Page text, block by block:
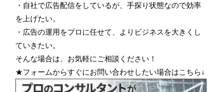
・自社で広告配信をしているが、手探り状態なので効率
を上げたい。
・広告の運用をプロに任せて、よりビジネスを大きくし
ていきたい。
そんな場合は、お気軽にご相談ください！
★フォームからすぐにお問い合わせしたい場合はこちら↓